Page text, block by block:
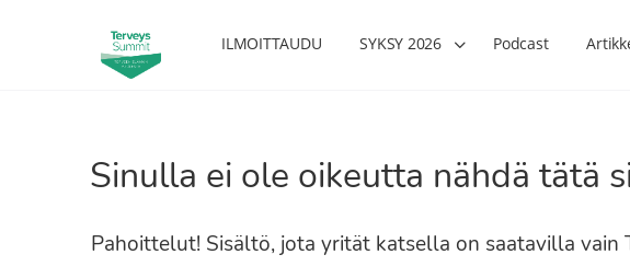
ILMOITTAUDU SYKSY 2026 Podcast
Sinulla ei ole oikeutta nähdä tätä
Pahoittelut! Sisältö, jota yrität katsella on saatavilla vain